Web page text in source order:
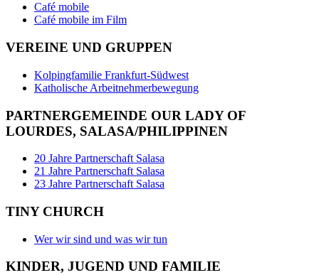
Café mobile
Café mobile im Film
VEREINE UND GRUPPEN
Kolpingfamilie Frankfurt-Südwest
Katholische Arbeitnehmerbewegung
PARTNERGEMEINDE OUR LADY OF
LOURDES, SALASA/PHILIPPINEN
20 Jahre Partnerschaft Salasa
21 Jahre Partnerschaft Salasa
23 Jahre Partnerschaft Salasa
TINY CHURCH
Wer wir sind und was wir tun
KINDER, JUGEND UND FAMILIE